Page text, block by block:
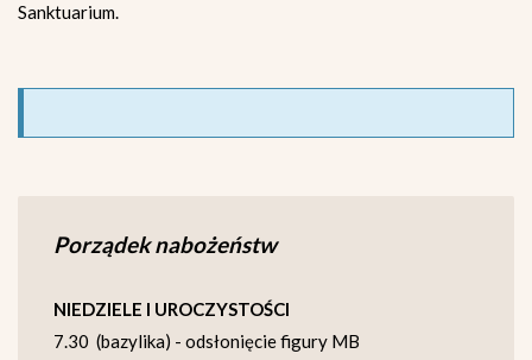
Sanktuarium.
Porządek nabożeństw
NIEDZIELE I UROCZYSTOŚCI
7.30 (bazylika) - odsłonięcie figury MB